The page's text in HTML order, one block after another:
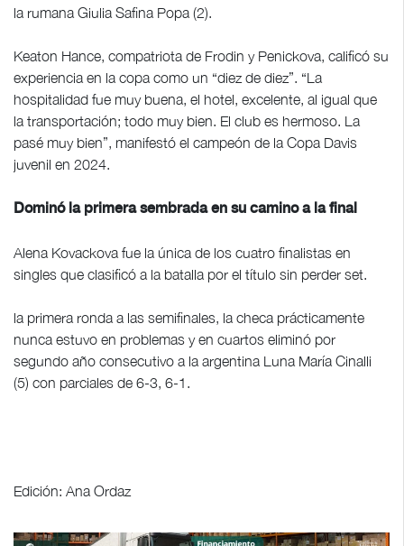
la rumana Giulia Safina Popa (2).
Keaton Hance, compatriota de Frodin y Penickova, calificó su
experiencia en la copa como un “diez de diez”. “La
hospitalidad fue muy buena, el hotel, excelente, al igual que
la transportación; todo muy bien. El club es hermoso. La
pasé muy bien”, manifestó el campeón de la Copa Davis
juvenil en 2024.
Dominó la primera sembrada en su camino a la final
Alena Kovackova fue la única de los cuatro finalistas en
singles que clasificó a la batalla por el título sin perder set.
la primera ronda a las semifinales, la checa prácticamente
nunca estuvo en problemas y en cuartos eliminó por
segundo año consecutivo a la argentina Luna María Cinalli
(5) con parciales de 6-3, 6-1.
Edición: Ana Ordaz